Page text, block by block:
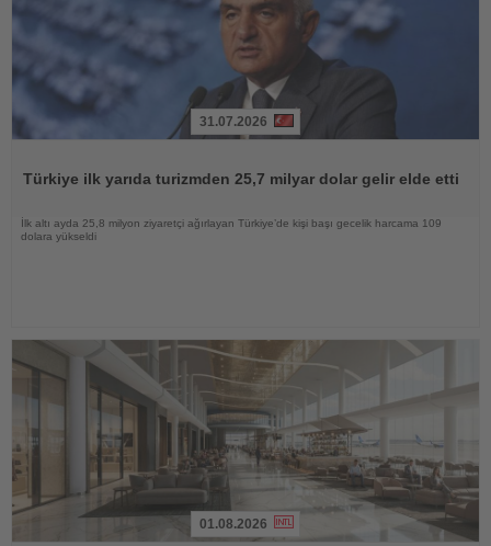
31.07.2026
Türkiye ilk yarıda turizmden 25,7 milyar dolar gelir elde etti
İlk altı ayda 25,8 milyon ziyaretçi ağırlayan Türkiye’de kişi başı gecelik harcama 109
dolara yükseldi
01.08.2026